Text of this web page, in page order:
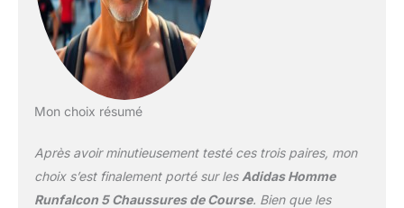
Mon choix résumé
Après avoir minutieusement testé ces trois paires, mon
choix s’est finalement porté sur les Adidas Homme
Runfalcon 5 Chaussures de Course. Bien que les